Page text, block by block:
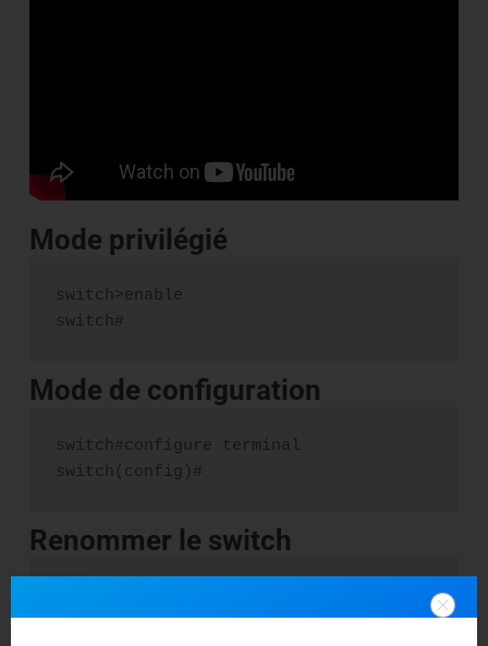
Mode privilégié
switch>enable
switch#
Mode de configuration
switch#configure terminal
switch(config)#
Renommer le switch
switch(config)#hostname apprendrelereseau